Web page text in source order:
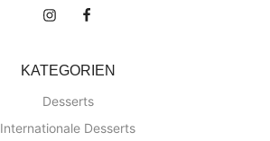
KATEGORIEN
Desserts
Internationale Desserts